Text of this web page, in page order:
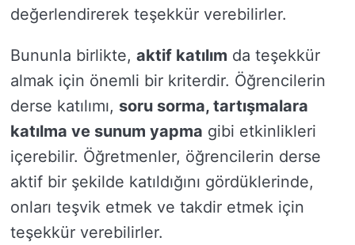
değerlendirerek teşekkür verebilirler.
Bununla birlikte, aktif katılım da teşekkür
almak için önemli bir kriterdir. Öğrencilerin
derse katılımı, soru sorma, tartışmalara
katılma ve sunum yapma gibi etkinlikleri
içerebilir. Öğretmenler, öğrencilerin derse
aktif bir şekilde katıldığını gördüklerinde,
onları teşvik etmek ve takdir etmek için
teşekkür verebilirler.